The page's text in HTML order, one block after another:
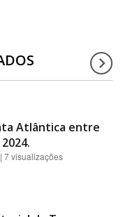
Atlântica entre
| 7 visualizações